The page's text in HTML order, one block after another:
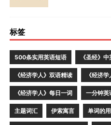
标签
500条实用英语短语 《圣经》
《经济学人》双语精读 《经济
《经济学人》每日一词 一分钟英
主题词汇 伊索寓言 单词的